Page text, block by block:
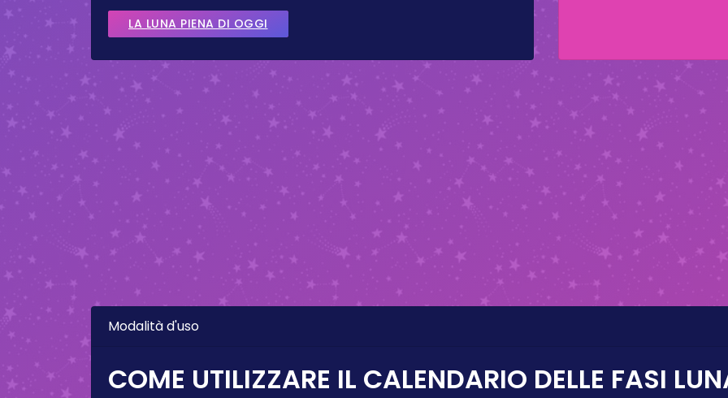
LA LUNA PIENA DI OGGI
Modalità d'uso
COME UTILIZZARE IL CALENDARIO DELLE FASI